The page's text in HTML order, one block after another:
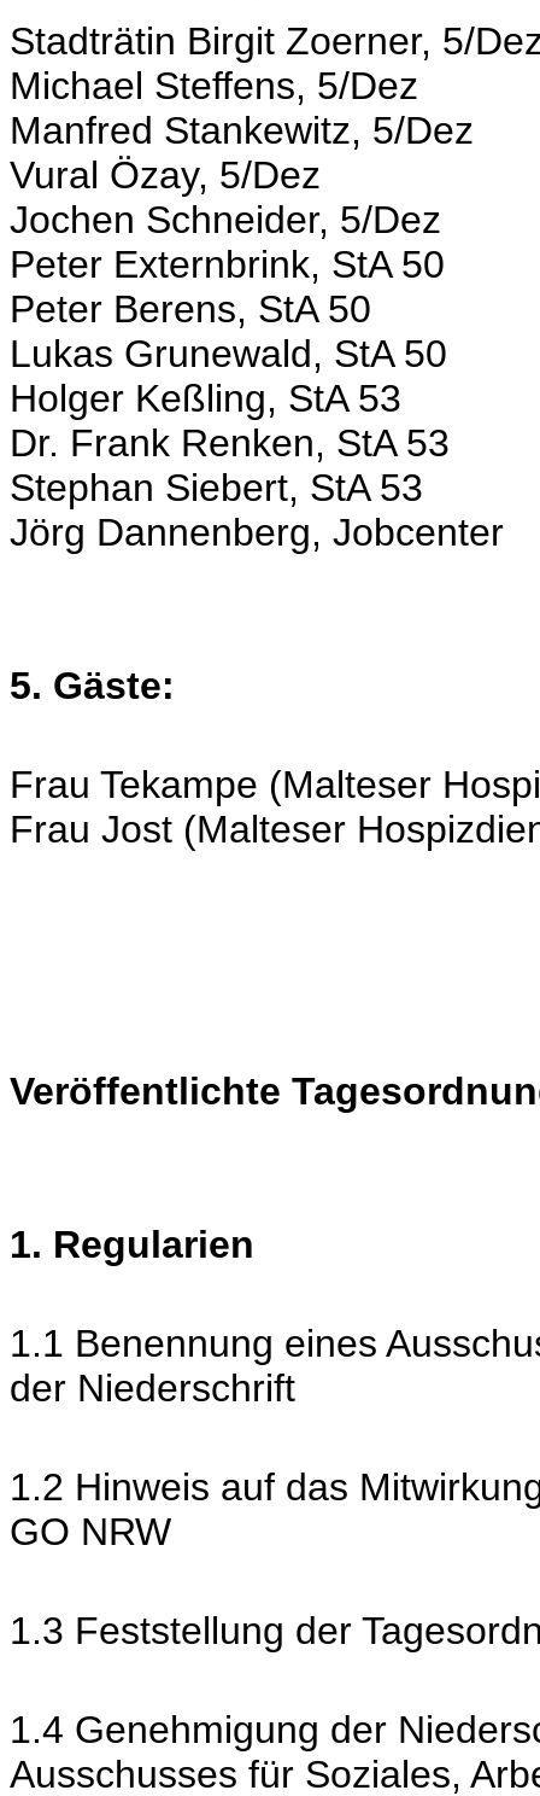
Stadträtin Birgit Zoerner, 5/
Michael Steffens, 5/Dez
Manfred Stankewitz, 5/Dez
Vural Özay, 5/Dez
Jochen Schneider, 5/Dez
Peter Externbrink, StA 50
Peter Berens, StA 50
Lukas Grunewald, StA 50
Holger Keßling, StA 53
Dr. Frank Renken, StA 53
Stephan Siebert, StA 53
Jörg Dannenberg, Jobcenter
5. Gäste:
Frau Tekampe (Malteser
Frau Jost (Malteser
Veröffentlichte
1. Regularien
1.1 Benennung eines
der Niederschrift
1.2 Hinweis auf das
GO NRW
1.3 Feststellung der
1.4 Genehmigung der
Ausschusses für Soziales,